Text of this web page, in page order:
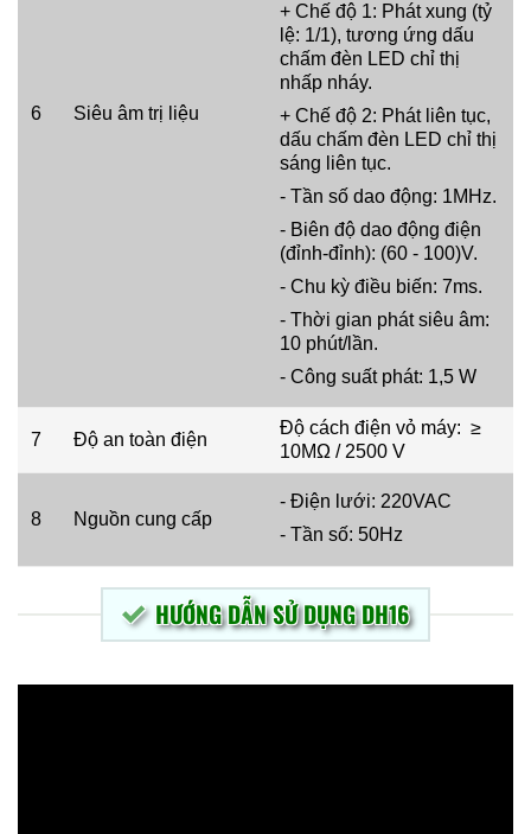
6 Siêu âm trị liệu
+ Chế độ 1: Phát xung (tỷ
lệ: 1/1), tương ứng dấu
chấm đèn LED chỉ thị
nhấp nháy.
+ Chế độ 2: Phát liên tục,
dấu chấm đèn LED chỉ thị
sáng liên tục.
- Tần số dao động: 1MHz.
- Biên độ dao động điện
(đỉnh-đỉnh): (60 - 100)V.
- Chu kỳ điều biến: 7ms.
- Thời gian phát siêu âm:
10 phút/lần.
- Công suất phát: 1,5 W
7 Độ an toàn điện
Độ cách điện vỏ máy: ≥
10MΩ / 2500 V
8 Nguồn cung cấp
- Điện lưới: 220VAC
- Tần số: 50Hz
HƯỚNG DẪN SỬ DỤNG DH16